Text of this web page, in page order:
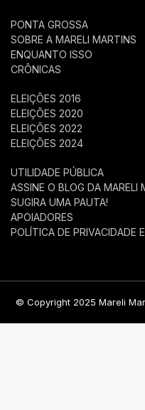
PONTA GROSSA
SOBRE A MARELI MARTINS
ENQUANTO ISSO
CRÔNICAS
ELEIÇÕES 2016
ELEIÇÕES 2020
ELEIÇÕES 2022
ELEIÇÕES 2024
UTILIDADE PÚBLICA
ASSINE O BLOG DA MARELI
SUGIRA UMA PAUTA!
APOIADORES
POLÍTICA DE PRIVACIDADE
© Copyright 2025 Mareli